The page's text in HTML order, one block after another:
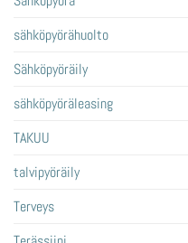
sähköpyörähuolto
Sähköpyöräily
sähköpyöräleasing
TAKUU
talvipyöräily
Terveys